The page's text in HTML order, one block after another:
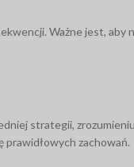
Ważne jest,
strategii,
prawidłowych zachowań.